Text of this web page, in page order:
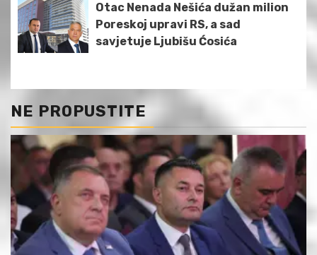
Otac Nenada Nešića dužan milion
Poreskoj upravi RS, a sad
savjetuje Ljubišu Ćosića
NE PROPUSTITE